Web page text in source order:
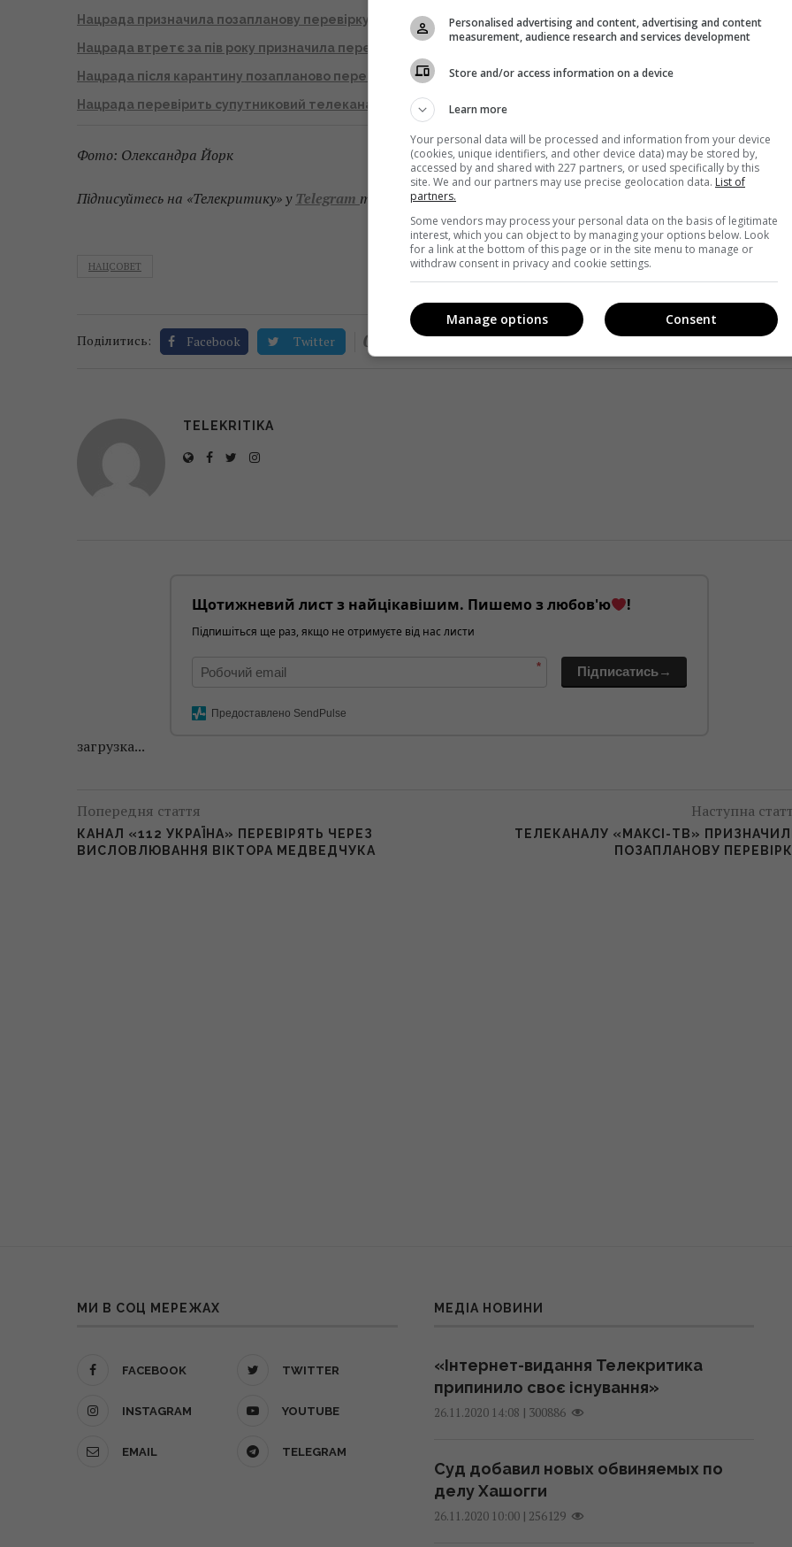
Нацрада призначила позапланову перевірку «1+1»
Нацрада втретє за пів року призначила перевірку телеканалу «Прямий»
Нацрада після карантину позапланово перевірить «1+1»
Нацрада перевірить супутниковий телеканал КРТ
Фото: Олександра Йорк
Підписуйтесь на «Телекритику» у Telegram та Facebook!
НАЦСОВЕТ
Поділитись: Facebook Twitter 0
TELEKRITIKA
Щотижневий лист з найцікавішим. Пишемо з любов'ю !
Підпишіться ще раз, якщо не отримуєте від нас листи
* Підписатись→
Предоставлено SendPulse
загрузка...
Попередня стаття
КАНАЛ «112 УКРАЇНА» ПЕРЕВІРЯТЬ ЧЕРЕЗ
ВИСЛОВЛЮВАННЯ ВІКТОРА МЕДВЕДЧУКА
Наступна
ТЕЛЕКАНАЛУ «МАКСІ-ТВ»
ПОЗАПЛАНОВУ
МИ В СОЦ МЕРЕЖАХ
FACEBOOK TWITTER
INSTAGRAM YOUTUBE
EMAIL TELEGRAM
МЕДІА НОВИНИ
«Інтернет-видання Телекритика
припинило своє існування»
26.11.2020 14:08 | 300886
Суд добавил новых обвиняемых по
делу Хашогги
26.11.2020 10:00| 256129
Personalised advertising and content, advertising and content
measurement, audience research and services development
Store and/or access information on a device
Learn more
Your personal data will be processed and information from your device
(cookies, unique identifiers, and other device data) may be stored by,
accessed by and shared with 227 partners, or used specifically by this
site. We and our partners may use precise geolocation data. List of
partners.
Some vendors may process your personal data on the basis of legitimate
interest, which you can object to by managing your options below. Look
for a link at the bottom of this page or in the site menu to manage or
withdraw consent in privacy and cookie settings.
Consent
Manage options